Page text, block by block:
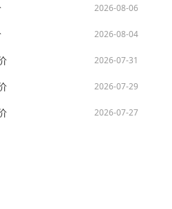
2026-08-06
2026-08-04
2026-07-31
2026-07-29
2026-07-27